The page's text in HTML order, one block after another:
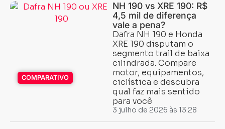
COMPARATIVO
NH 190 vs XRE 190: R$
4,5 mil de diferença
vale a pena?
Dafra NH 190 e Honda
XRE 190 disputam o
segmento trail de baixa
cilindrada. Compare
motor, equipamentos,
ciclística e descubra
qual faz mais sentido
para você
3 julho de 2026 às 13:28